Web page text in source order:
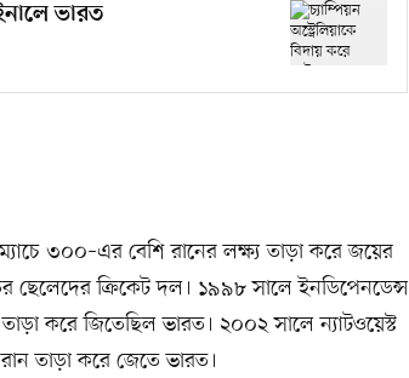
ভারত
৩০০–এর বেশি রানের লক্ষ্য তাড়া করে জয়ের
ক্রিকেট দল। ১৯৯৮ সালে ইনডিপেনডেন্স
করে জিতেছিল ভারত। ২০০২ সালে ন্যাটওয়েস্ট
তাড়া করে জেতে ভারত।